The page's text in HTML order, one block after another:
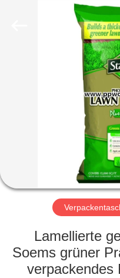
STARTSEITE
PRODUKTE
FABRIK
Lamellierte
Soems grüner
verpackendes